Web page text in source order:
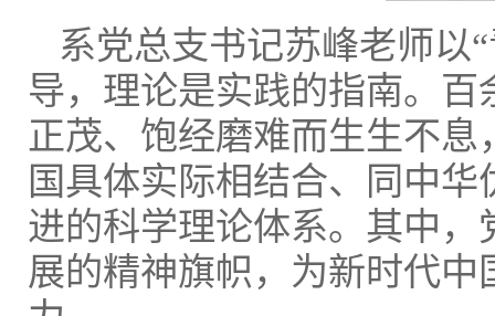
系党总支书记苏峰老师以
导，理论是实践的指南。
正茂、饱经磨难而生生不
国具体实际相结合、同中
进的科学理论体系。其中
展的精神旗帜，为新时代